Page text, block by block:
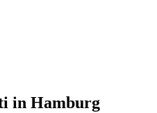
in Hamburg